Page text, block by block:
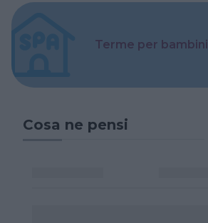
Terme per bambini
Cosa ne pensi